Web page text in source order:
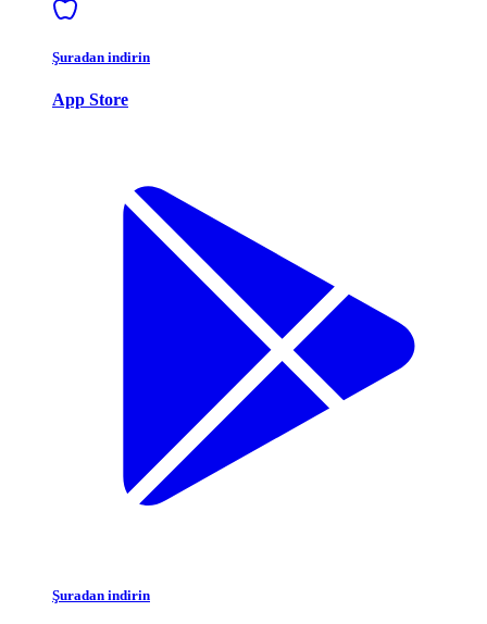
Şuradan indirin
App Store
Şuradan indirin